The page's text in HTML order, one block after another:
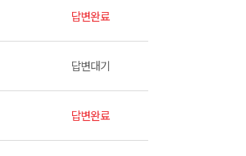
답변완료
답변대기
답변완료